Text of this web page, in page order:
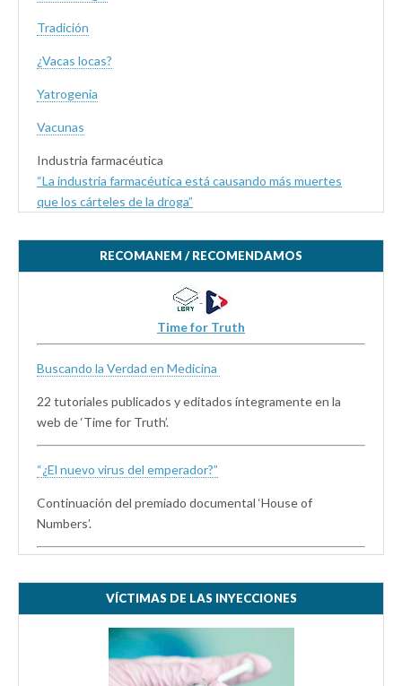
Tradición
¿Vacas locas?
Yatrogenia
Vacunas
Industria farmacéutica
“La industria farmacéutica está causando más muertes
que los cárteles de la droga”
RECOMANEM / RECOMENDAMOS
Time for Truth
Buscando la Verdad en Medicina
22 tutoriales publicados y editados íntegramente en la
web de ‘Time for Truth’.
“¿El nuevo virus del emperador?”
Continuación del premiado documental ‘House of
Numbers’.
VÍCTIMAS DE LAS INYECCIONES